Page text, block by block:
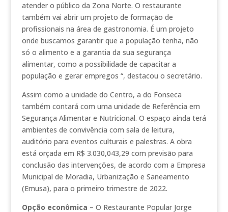
atender o público da Zona Norte. O restaurante
também vai abrir um projeto de formação de
profissionais na área de gastronomia. É um projeto
onde buscamos garantir que a população tenha, não
só o alimento e a garantia da sua segurança
alimentar, como a possibilidade de capacitar a
população e gerar empregos “, destacou o secretário.
Assim como a unidade do Centro, a do Fonseca
também contará com uma unidade de Referência em
Segurança Alimentar e Nutricional. O espaço ainda terá
ambientes de convivência com sala de leitura,
auditório para eventos culturais e palestras. A obra
está orçada em R$ 3.030,043,29 com previsão para
conclusão das intervenções, de acordo com a Empresa
Municipal de Moradia, Urbanização e Saneamento
(Emusa), para o primeiro trimestre de 2022.
Opção econômica – O Restaurante Popular Jorge